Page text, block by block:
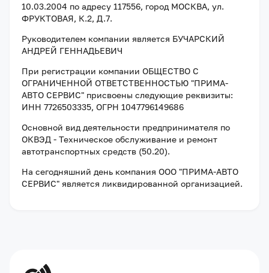
10.03.2004 по адресу 117556, город МОСКВА, ул.
ФРУКТОВАЯ, К.2, Д.7.
Руководителем компании является БУЧАРСКИЙ
АНДРЕЙ ГЕННАДЬЕВИЧ
При регистрации компании ОБЩЕСТВО С
ОГРАНИЧЕННОЙ ОТВЕТСТВЕННОСТЬЮ "ПРИМА-
АВТО СЕРВИС" присвоены следующие реквизиты:
ИНН 7726503335, ОГРН 1047796149686
Основной вид деятельности предпринимателя по
ОКВЭД - Техническое обслуживание и ремонт
автотранспортных средств (50.20).
На сегодняшний день компания ООО "ПРИМА-АВТО
СЕРВИС" является ликвидированной организацией.